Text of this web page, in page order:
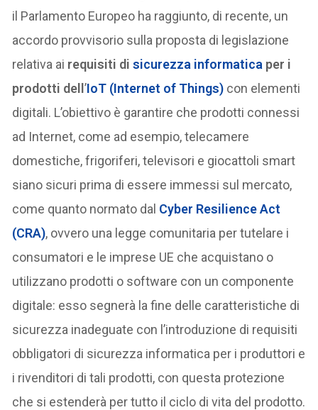
il Parlamento Europeo ha raggiunto, di recente, un
accordo provvisorio sulla proposta di legislazione
relativa ai requisiti disicurezza informatica per i
prodotti dell’IoT (Internet of Things) con elementi
digitali. L’obiettivo è garantire che prodotti connessi
ad Internet, come ad esempio, telecamere
domestiche, frigoriferi, televisori e giocattoli smart
siano sicuri prima di essere immessi sul mercato,
come quanto normato dal Cyber Resilience Act
(CRA), ovvero una legge comunitaria per tutelare i
consumatori e le imprese UE che acquistano o
utilizzano prodotti o software con un componente
digitale: esso segnerà la fine delle caratteristiche di
sicurezza inadeguate con l’introduzione di requisiti
obbligatori di sicurezza informatica per i produttori e
i rivenditori di tali prodotti, con questa protezione
che si estenderà per tutto il ciclo di vita del prodotto.